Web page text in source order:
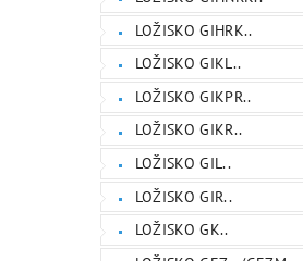
LOŽISKO GIHRK..
LOŽISKO GIKL..
LOŽISKO GIKPR..
LOŽISKO GIKR..
LOŽISKO GIL..
LOŽISKO GIR..
LOŽISKO GK..